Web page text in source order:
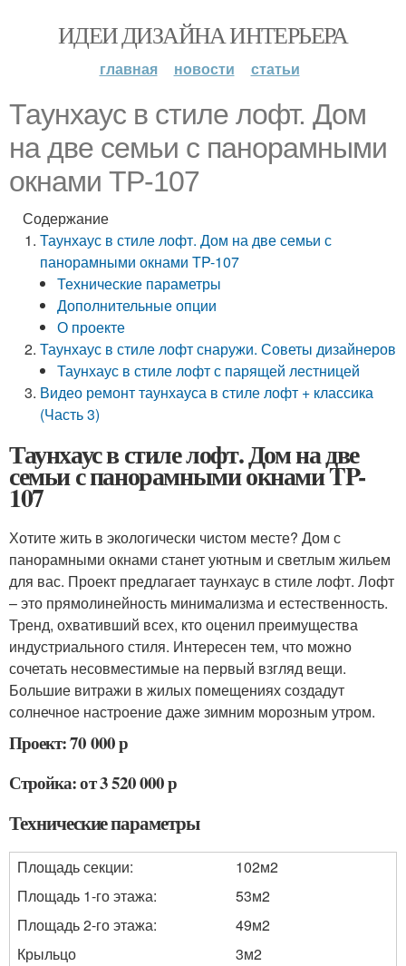
ИДЕИ ДИЗАЙНА ИНТЕРЬЕРА
главная новости статьи
Таунхаус в стиле лофт. Дом
на две семьи с панорамными
окнами TP-107
Содержание
Таунхаус в стиле лофт. Дом на две семьи с
панорамными окнами TP-107
Технические параметры
Дополнительные опции
О проекте
Таунхаус в стиле лофт снаружи. Советы дизайнеров
Таунхаус в стиле лофт с парящей лестницей
Видео ремонт таунхауса в стиле лофт + классика
(Часть 3)
Таунхаус в стиле лофт. Дом на две
семьи с панорамными окнами TP-
107
Хотите жить в экологически чистом месте? Дом с
панорамными окнами станет уютным и светлым жильем
для вас. Проект предлагает таунхаус в стиле лофт. Лофт
– это прямолинейность минимализма и естественность.
Тренд, охвативший всех, кто оценил преимущества
индустриального стиля. Интересен тем, что можно
сочетать несовместимые на первый взгляд вещи.
Большие витражи в жилых помещениях создадут
солнечное настроение даже зимним морозным утром.
Проект: 70 000 р
Стройка: от 3 520 000 р
Технические параметры
Площадь секции: 102м2
Площадь 1-го этажа:
53м2
Площадь 2-го этажа:
49м2
Крыльцо
3м2